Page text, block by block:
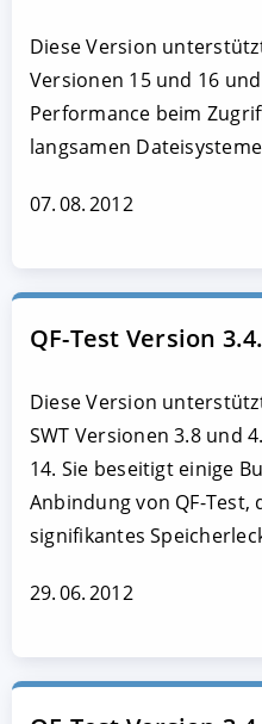
Diese Version
Versionen 15 und 16
Performance beim
langsamen
07. 08. 2012
QF-Test Version
Diese Version
SWT Versionen 3.8 und
14. Sie beseitigt einige
Anbindung von QF-
signifikantes
29. 06. 2012